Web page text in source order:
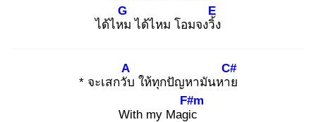
ได้ไหม
G
ได้ไหม โอมจงวิ้ง
E
* จะเสกวับ
A
ให้ทุกปัญหามันหาย
C#
With my Magic
F#m